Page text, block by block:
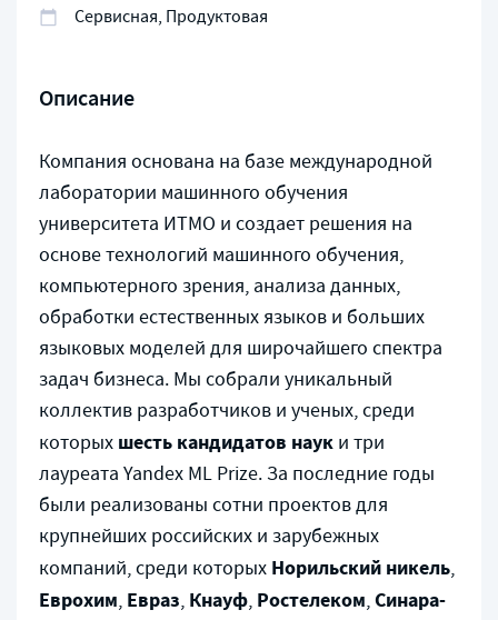
Сервисная, Продуктовая
Описание
Компания основана на базе международной
лаборатории машинного обучения
университета ИТМО и создает решения на
основе технологий машинного обучения,
компьютерного зрения, анализа данных,
обработки естественных языков и больших
языковых моделей для широчайшего спектра
задач бизнеса. Мы собрали уникальный
коллектив разработчиков и ученых, среди
которых шесть кандидатов наук и три
лауреата Yandex ML Prize. За последние годы
были реализованы сотни проектов для
крупнейших российских и зарубежных
компаний, среди которых Норильский никель,
Еврохим, Евраз, Кнауф, Ростелеком,Синара-